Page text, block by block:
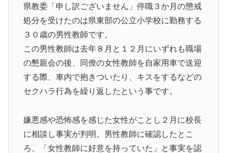
県教委「申し訳ございません」停職３か月の懲戒
処分を受けたのは県東部の公立小学校に勤務する
３０歳の男性教師です。
この男性教師は去年８月と１２月にいずれも職場
の懇親会の後、同僚の女性教師を自家用車で送迎
する際、車内で抱きついたり、キスをするなどの
セクハラ行為を繰り返したという事です。
嫌悪感や恐怖感を感じた女性がことし２月に校長
に相談し事実が判明。男性教師に確認したとこ
ろ、「女性教師に好意を持っていた」と事実を認